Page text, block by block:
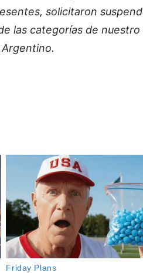
solicitaron
las categorías de